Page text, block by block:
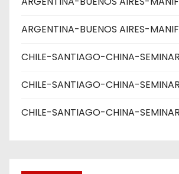
ARGENTINA-BUENOS AIRES-
CHILE-SANTIAGO-CHINA-
CHILE-SANTIAGO-CHINA-
CHILE-SANTIAGO-CHINA-